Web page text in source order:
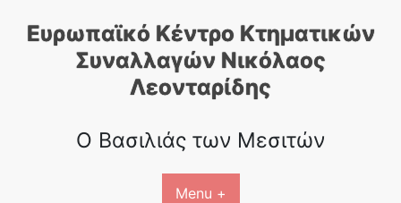
Ευρωπαϊκό Κέντρο Κτηματικών
Συναλλαγών Nικόλαος
Λεονταρίδης
Ο Βασιλιάς των Μεσιτών
Menu +